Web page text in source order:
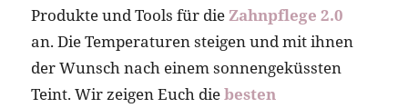
Produkte und Tools für die Zahnpflege 2.0
an. Die Temperaturen steigen und mit ihnen
der Wunsch nach einem sonnengeküssten
Teint. Wir zeigen Euch diebesten